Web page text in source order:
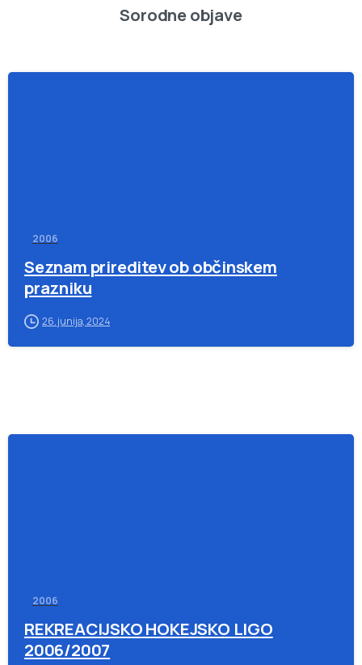
Sorodne objave
2006
Seznam prireditev ob občinskem
prazniku
26. junija, 2024
2006
REKREACIJSKO HOKEJSKO LIGO
2006/2007